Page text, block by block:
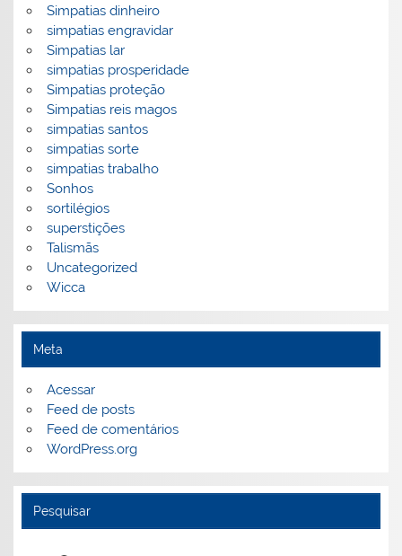
Simpatias dinheiro
simpatias engravidar
Simpatias lar
simpatias prosperidade
Simpatias proteção
Simpatias reis magos
simpatias santos
simpatias sorte
simpatias trabalho
Sonhos
sortilégios
superstições
Talismãs
Uncategorized
Wicca
Meta
Acessar
Feed de posts
Feed de comentários
WordPress.org
Pesquisar